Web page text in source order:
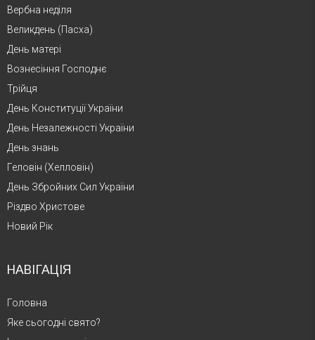
Вербна неділя
Великдень (Пасха)
День матері
Вознесіння Господнє
Трійця
День Конституції України
День Незалежності України
День знань
Геловін (Хелловін)
День Збройних Сил України
Різдво Христове
Новий Рік
НАВІГАЦІЯ
Головна
Яке сьогодні свято?